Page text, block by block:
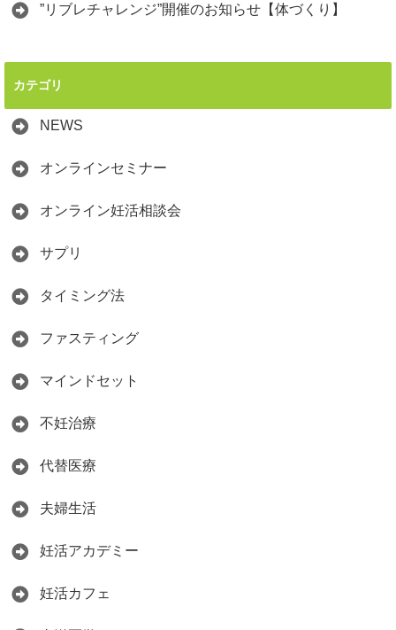
”リブレチャレンジ”開催のお知らせ【体づくり】
カテゴリ
NEWS
オンラインセミナー
オンライン妊活相談会
サプリ
タイミング法
ファスティング
マインドセット
不妊治療
代替医療
夫婦生活
妊活アカデミー
妊活カフェ